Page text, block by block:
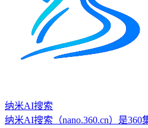
纳米AI搜索
纳米AI搜索（nano.360.cn）是360